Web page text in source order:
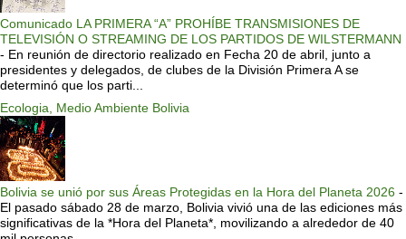
Comunicado LA PRIMERA “A” PROHÍBE TRANSMISIONES DE
TELEVISIÓN O STREAMING DE LOS PARTIDOS DE WILSTERMANN
- En reunión de directorio realizado en Fecha 20 de abril, junto a
presidentes y delegados, de clubes de la División Primera A se
determinó que los parti...
Ecologia, Medio Ambiente Bolivia
Bolivia se unió por sus Áreas Protegidas en la Hora del Planeta 2026 -
El pasado sábado 28 de marzo, Bolivia vivió una de las ediciones más
significativas de la *Hora del Planeta*, movilizando a alrededor de 40